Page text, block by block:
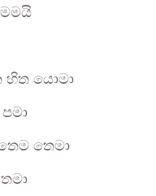
හිත යොමා
තෙමා